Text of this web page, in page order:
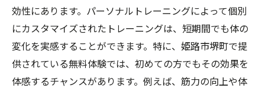
効性にあります。パーソナルトレーニングによって個別
にカスタマイズされたトレーニングは、短期間でも体の
変化を実感することができます。特に、姫路市堺町で提
供されている無料体験では、初めての方でもその効果を
体感するチャンスがあります。例えば、筋力の向上や体